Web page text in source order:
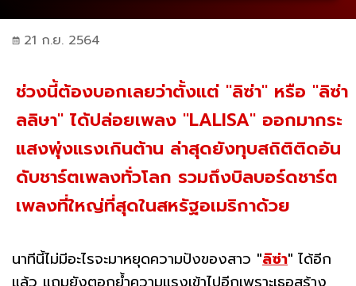
21 ก.ย. 2564
ช่วงนี้ต้องบอกเลยว่าตั้งแต่ "ลิซ่า" หรือ "ลิซ่า
ลลิษา" ได้ปล่อยเพลง "LALISA" ออกมากระ
แสงพุ่งแรงเกินต้าน ล่าสุดยังทุบสถิติติดอัน
ดับชาร์ตเพลงทั่วโลก รวมถึงบิลบอร์ดชาร์ต
เพลงที่ใหญ่ที่สุดในสหรัฐอเมริกาด้วย
นาทีนี้ไม่มีอะไรจะมาหยุดความปังของสาว "ลิซ่า" ได้อีก